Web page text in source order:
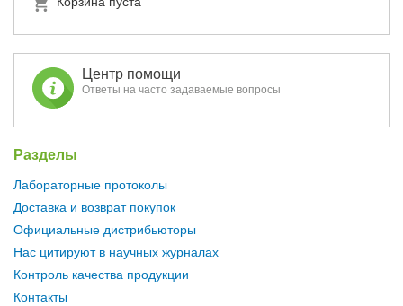
Центр помощи
Ответы на часто задаваемые вопросы
Разделы
Лабораторные протоколы
Доставка и возврат покупок
Официальные дистрибьюторы
Нас цитируют в научных журналах
Контроль качества продукции
Контакты